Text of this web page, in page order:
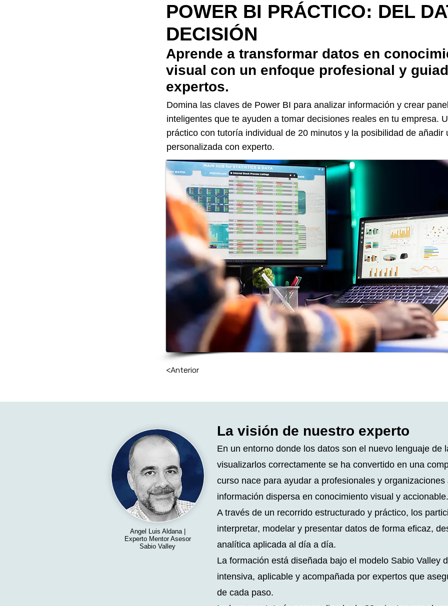
POWER BI PRÁCTICO: DEL
DECISIÓN
Aprende a transformar datos en
visual con un enfoque profesional y
expertos.
Domina las claves de Power BI para analizar información y crear
inteligentes que te ayuden a tomar decisiones reales en tu empresa.
práctico con tutoría individual de 20 minutos y la posibilidad de añadir
personalizada con experto.
<Anterior
Angel Luis Aldana |
Experto Mentor Asesor
Sabio Valley
La visión de nuestro experto
En un entorno donde los datos son el nuevo lenguaje de
visualizarlos correctamente se ha convertido en una
curso nace para ayudar a profesionales y
información dispersa en conocimiento visual y accionable.
A través de un recorrido estructurado y práctico, los
interpretar, modelar y presentar datos de forma eficaz,
analítica aplicada al día a día.
La formación está diseñada bajo el modelo Sabio Valley
intensiva, aplicable y acompañada por expertos que
de cada paso.